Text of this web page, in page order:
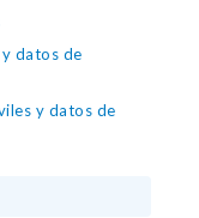
datos de
y datos de